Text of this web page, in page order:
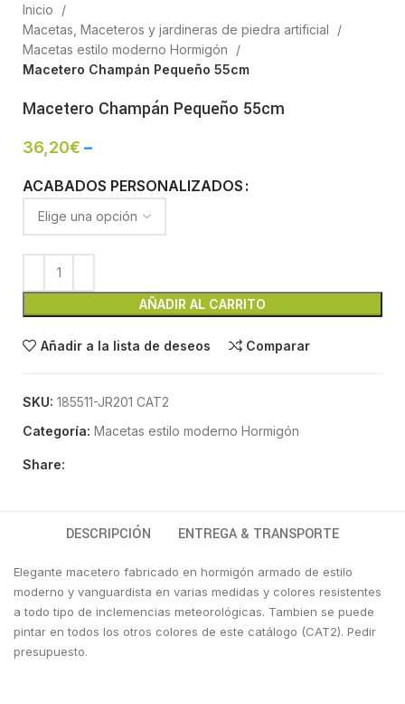
Inicio
Macetas, Maceteros y jardineras de piedra artificial
Macetas estilo moderno Hormigón
Macetero Champán Pequeño 55cm
Macetero Champán Pequeño 55cm
36,20€ –
ACABADOS PERSONALIZADOS
AÑADIR AL CARRITO
Añadir a la lista de deseos Comparar
SKU: 185511-JR201 CAT2
Categoría: Macetas estilo moderno Hormigón
Share:
DESCRIPCIÓN ENTREGA & TRANSPORTE
Elegante macetero fabricado en hormigón armado de estilo
moderno y vanguardista en varias medidas y colores resistentes
a todo tipo de inclemencias meteorológicas. Tambien se puede
pintar en todos los otros colores de este catálogo (CAT2). Pedir
presupuesto.